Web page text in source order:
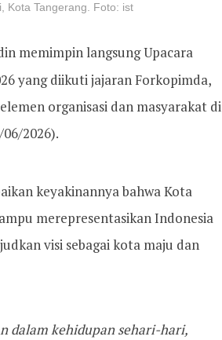
Kota Tangerang. Foto: ist
memimpin langsung Upacara
yang diikuti jajaran Forkopimda,
organisasi dan masyarakat di
2026).
keyakinannya bahwa Kota
merepresentasikan Indonesia
visi sebagai kota maju dan
dalam kehidupan sehari-hari,